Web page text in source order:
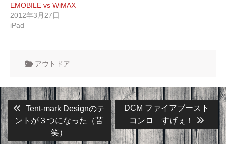
EMOBILE vs WiMAX
2012年3月27日
iPad
アウトドア
投
稿
ナ
Previous
post:
Tent-mark Designのテ
ントが３つになった（苦
笑）
Next
post:
DCM ファイアブースト
コンロ すげぇ！